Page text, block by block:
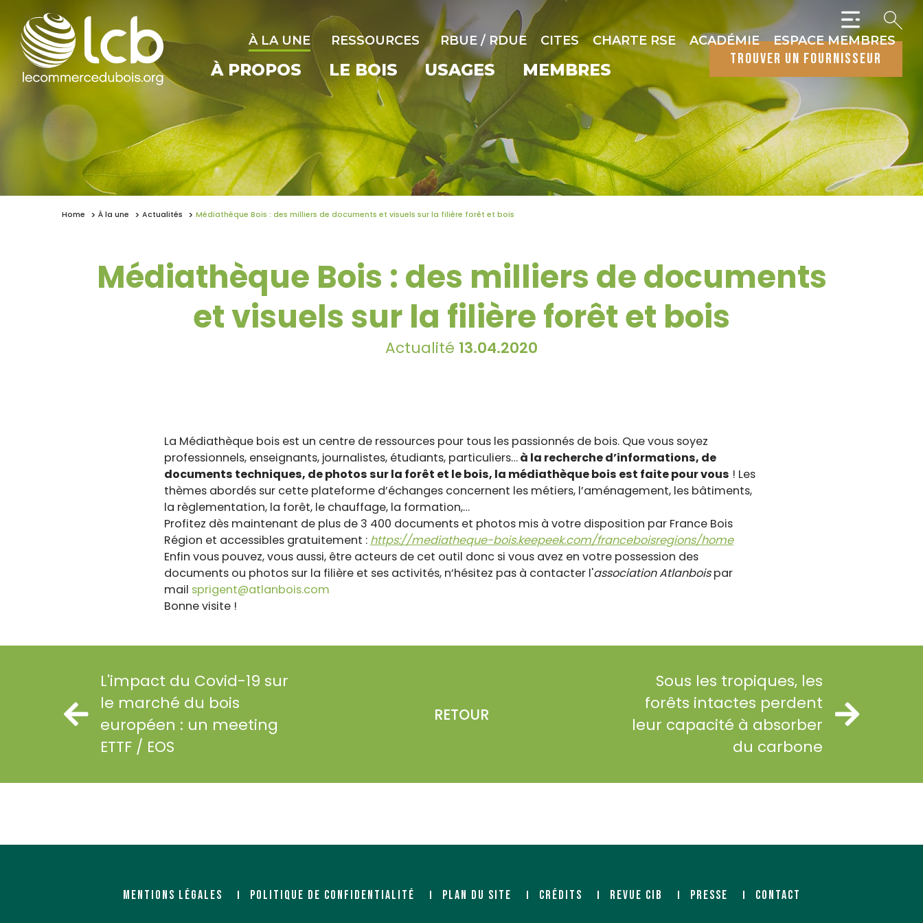
À LA UNE RESSOURCES RBUE / RDUE CITES CHARTE RSE ACADÉMIE ESPACE MEMBRES
À PROPOS LE BOIS USAGES MEMBRES
trouver un fournisseur
Home À la une Actualités Médiathèque Bois : des milliers de documents et visuels sur la filière forêt et bois
Médiathèque Bois : des milliers de documents
et visuels sur la filière forêt et bois
Actualité 13.04.2020
La Médiathèque bois est un centre de ressources pour tous les passionnés de bois. Que vous soyez
professionnels, enseignants, journalistes, étudiants, particuliers…à la recherche d’informations, de
documents techniques, de photos sur la forêt et le bois, la médiathèque bois est faite pour vous ! Les
thèmes abordés sur cette plateforme d’échanges concernent les métiers, l’aménagement, les bâtiments,
la règlementation, la forêt, le chauffage, la formation,…
Profitez dès maintenant de plus de 3 400 documents et photos mis à votre disposition par France Bois
Région et accessibles gratuitement : https://mediatheque-bois.keepeek.com/franceboisregions/home
Enfin vous pouvez, vous aussi, être acteurs de cet outil donc si vous avez en votre possession des
documents ou photos sur la filière et ses activités, n’hésitez pas à contacter l'association Atlanboispar
mail sprigent@atlanbois.com
Bonne visite !
L'impact du Covid-19 sur
le marché du bois
européen : un meeting
ETTF / EOS
RETOUR
Sous les tropiques, les
forêts intactes perdent
leur capacité à absorber
du carbone
MENTIONS LÉGALES POLITIQUE DE CONFIDENTIALITÉ PLAN DU SITE CRÉDITS REVUE CIB PRESSE CONTACT